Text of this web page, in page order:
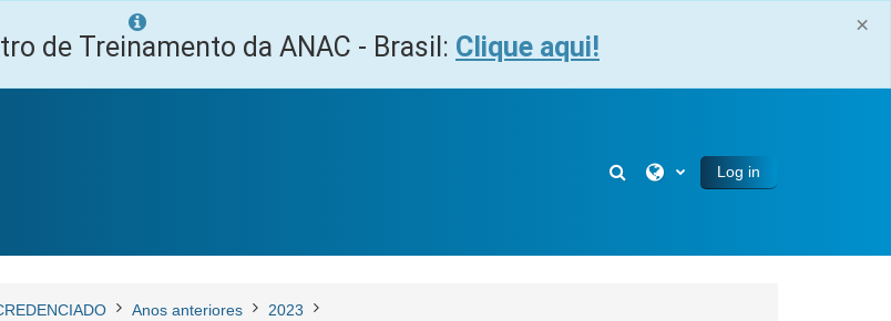
×
de Treinamento da ANAC - Brasil: Clique aqui!
Toggle search input
Log in
Anos anteriores 2023